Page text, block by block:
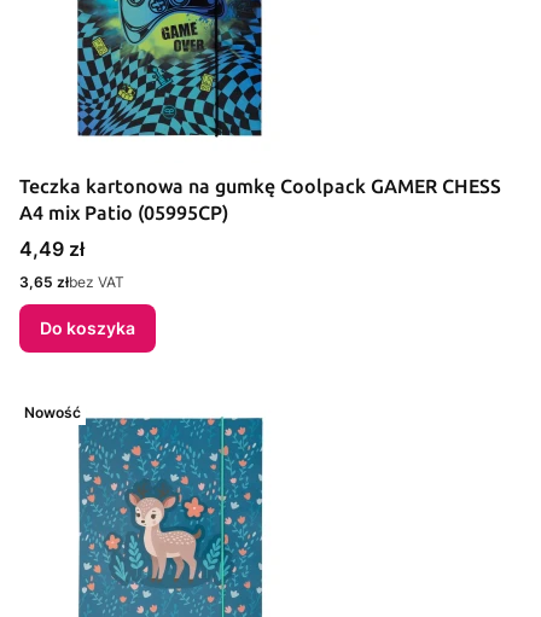
Teczka kartonowa na gumkę Coolpack GAMER CHESS
A4 mix Patio (05995CP)
Cena
4,49 zł
Cena
3,65 złbez VAT
Do koszyka
Nowość